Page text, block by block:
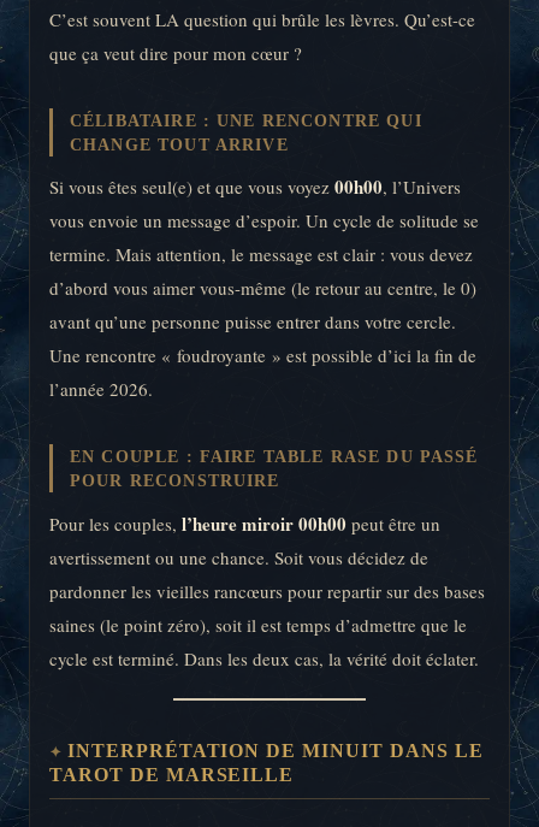
C’est souvent LA question qui brûle les lèvres. Qu’est-ce
que ça veut dire pour mon cœur ?
CÉLIBATAIRE : UNE RENCONTRE QUI
CHANGE TOUT ARRIVE
Si vous êtes seul(e) et que vous voyez 00h00, l’Univers
vous envoie un message d’espoir. Un cycle de solitude se
termine. Mais attention, le message est clair : vous devez
d’abord vous aimer vous-même (le retour au centre, le 0)
avant qu’une personne puisse entrer dans votre cercle.
Une rencontre « foudroyante » est possible d’ici la fin de
l’année 2026.
EN COUPLE : FAIRE TABLE RASE DU PASSÉ
POUR RECONSTRUIRE
Pour les couples, l’heure miroir 00h00 peut être un
avertissement ou une chance. Soit vous décidez de
pardonner les vieilles rancœurs pour repartir sur des bases
saines (le point zéro), soit il est temps d’admettre que le
cycle est terminé. Dans les deux cas, la vérité doit éclater.
INTERPRÉTATION DE MINUIT DANS LE
TAROT DE MARSEILLE